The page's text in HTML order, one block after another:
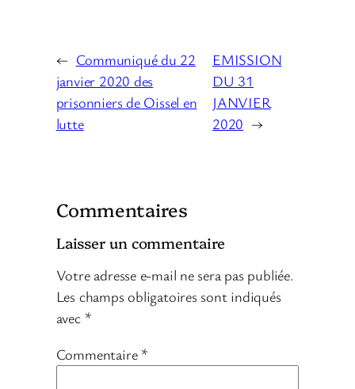
← Communiqué du 22
janvier 2020 des
prisonniers de Oissel en
lutte
EMISSION
DU 31
JANVIER
2020 →
Commentaires
Laisser un commentaire
Votre adresse e-mail ne sera pas publiée.
Les champs obligatoires sont indiqués
avec *
Commentaire *